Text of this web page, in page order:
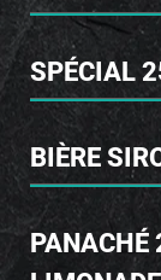
SPÉCIAL
BIÈRE
PANACHÉ